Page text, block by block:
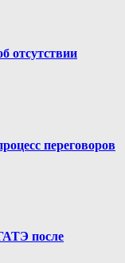
отсутствии
переговоров
после